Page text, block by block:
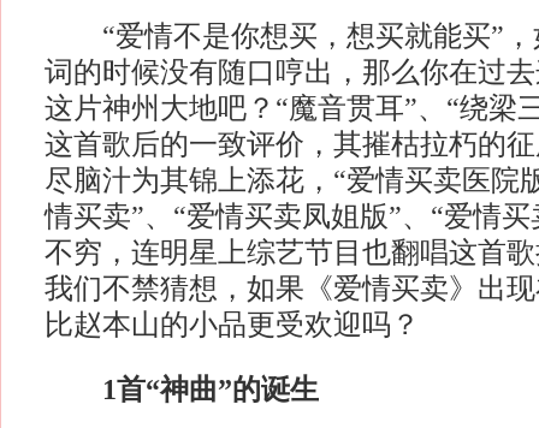
“爱情不是你想买，想买就能买”，
词的时候没有随口哼出，那么你在过
这片神州大地吧？“魔音贯耳”、“绕梁
这首歌后的一致评价，其摧枯拉朽的
尽脑汁为其锦上添花，“爱情买卖医院
情买卖”、“爱情买卖凤姐版”、“爱情
不穷，连明星上综艺节目也翻唱这首
我们不禁猜想，如果《爱情买卖》出
比赵本山的小品更受欢迎吗？
1首“神曲”的诞生